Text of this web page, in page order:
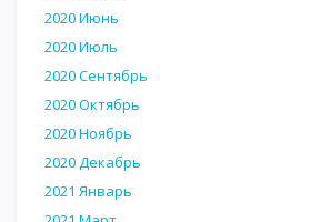
2020 Июнь
2020 Июль
2020 Сентябрь
2020 Октябрь
2020 Ноябрь
2020 Декабрь
2021 Январь